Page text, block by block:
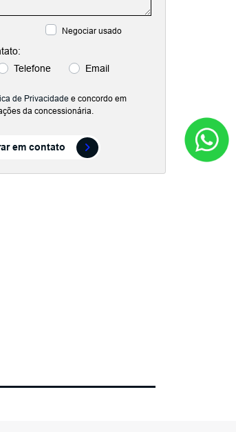
Negociar usado
Telefone Email
de Privacidade e concordo em
da concessionária.
em contato